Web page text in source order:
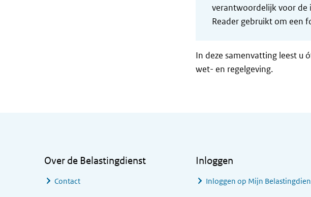
verantwoordelijk voor de
Reader gebruikt om een
In deze samenvatting leest u
wet- en regelgeving.
Over de Belastingdienst
Contact
Inloggen
Inloggen op Mijn